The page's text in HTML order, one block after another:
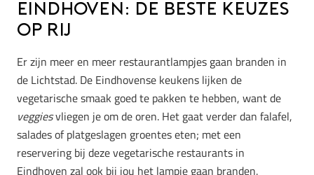
Eindhoven: de beste keuzes
op rij
Er zijn meer en meer restaurantlampjes gaan branden in
de Lichtstad. De Eindhovense keukens lijken de
vegetarische smaak goed te pakken te hebben, want de
veggiesvliegen je om de oren. Het gaat verder dan falafel,
salades of platgeslagen groentes eten; met een
reservering bij deze vegetarische restaurants in
Eindhoven zal ook bij jou het lampje gaan branden.